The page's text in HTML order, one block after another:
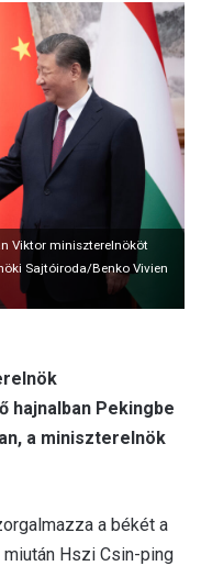
Viktor miniszterelnököt
Sajtóiroda/Benko Vivien
hajnalban Pekingbe
a miniszterelnök
a békét a
Hszi Csin-ping